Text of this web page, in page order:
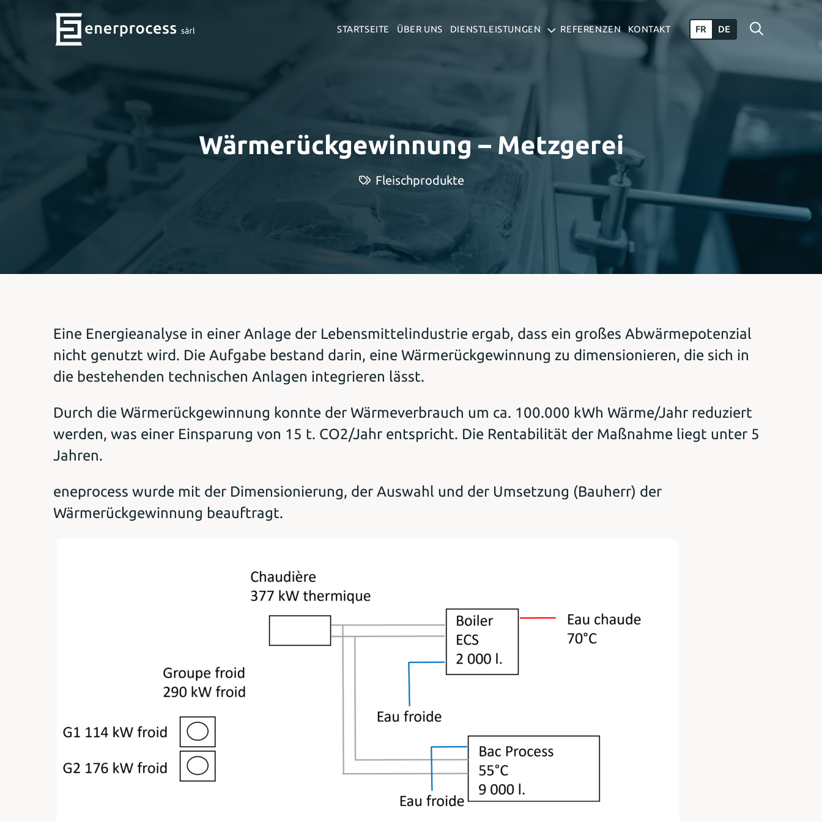
industriel
STARTSEITE ÜBER UNS DIENSTLEISTUNGEN
DIENSTLEISTUNGEN
REFERENZEN KONTAKT
Language
switcher
FR DE
Wärmerückgewinnung – Metzgerei
Category:
Fleischprodukte
Eine Energieanalyse in einer Anlage der Lebensmittelindustrie ergab, dass ein großes Abwärmepotenzial
nicht genutzt wird. Die Aufgabe bestand darin, eine Wärmerückgewinnung zu dimensionieren, die sich in
die bestehenden technischen Anlagen integrieren lässt.
Durch die Wärmerückgewinnung konnte der Wärmeverbrauch um ca. 100.000 kWh Wärme/Jahr reduziert
werden, was einer Einsparung von 15 t. CO2/Jahr entspricht. Die Rentabilität der Maßnahme liegt unter 5
Jahren.
eneprocess wurde mit der Dimensionierung, der Auswahl und der Umsetzung (Bauherr) der
Wärmerückgewinnung beauftragt.